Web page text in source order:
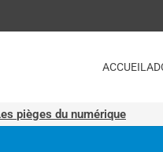
ACCUEIL
pièges du numérique